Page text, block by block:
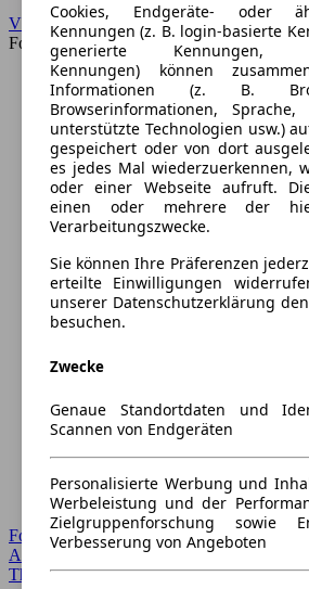
VW
Forum
Forum Startseite
Alle Auto-Foren
Themen-Forum
Cookies, Endgeräte- oder
Kennungen (z. B. login-basierte
generierte Kennungen,
Kennungen) können
Informationen (z. B.
Browserinformationen, Sprache,
unterstützte Technologien usw.)
gespeichert oder von dort
es jedes Mal wiederzuerkennen,
oder einer Webseite aufruft.
einen oder mehrere der
Verarbeitungszwecke.
Sie können Ihre Präferenzen
erteilte Einwilligungen
unserer Datenschutzerklärung
besuchen.
Zwecke
Genaue Standortdaten und
Scannen von Endgeräten
Personalisierte Werbung und
Werbeleistung und der
Zielgruppenforschung sowie
Verbesserung von Angeboten